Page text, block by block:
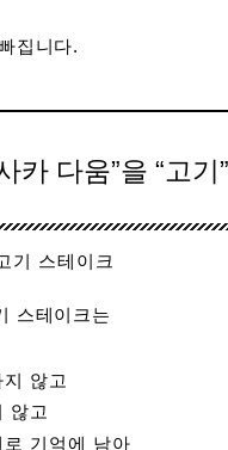
집니다.
카 다움”을 “고
스테이크는
않고
않고
기억에 남아